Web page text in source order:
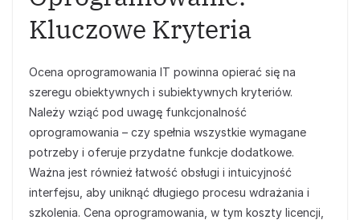
Kluczowe Kryteria
Ocena oprogramowania IT powinna opierać się na
szeregu obiektywnych i subiektywnych kryteriów.
Należy wziąć pod uwagę funkcjonalność
oprogramowania – czy spełnia wszystkie wymagane
potrzeby i oferuje przydatne funkcje dodatkowe.
Ważna jest również łatwość obsługi i intuicyjność
interfejsu, aby uniknąć długiego procesu wdrażania i
szkolenia. Cena oprogramowania, w tym koszty licencji,